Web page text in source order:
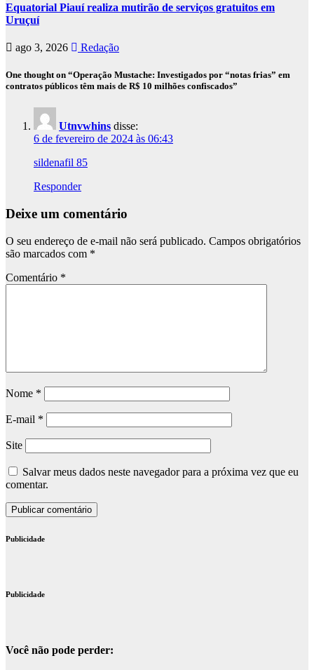
Equatorial Piauí realiza mutirão de serviços gratuitos em
Uruçuí
ago 3, 2026 Redação
One thought on “Operação Mustache: Investigados por “notas frias” em
contratos públicos têm mais de R$ 10 milhões confiscados”
Utnvwhins disse:
6 de fevereiro de 2024 às 06:43
sildenafil 85
Responder
Deixe um comentário
O seu endereço de e-mail não será publicado. Campos obrigatórios
são marcados com *
Comentário *
Nome *
E-mail *
Site
Salvar meus dados neste navegador para a próxima vez que eu
comentar.
Publicidade
Publicidade
Você não pode perder: